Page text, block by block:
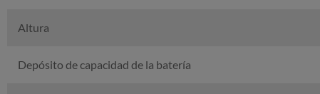
Altura
Depósito de capacidad de la batería